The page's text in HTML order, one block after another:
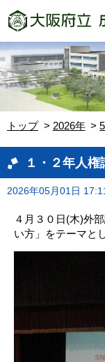
トップ 2026年
１・２年人権
2026年05月01日
４月３０日(木)外
い方」をテーマと